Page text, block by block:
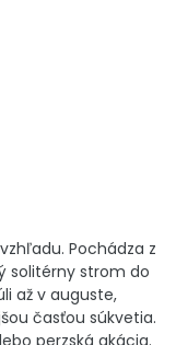
Pochádza z
solitérny strom do
až v auguste,
časťou súkvetia.
perzská akácia.